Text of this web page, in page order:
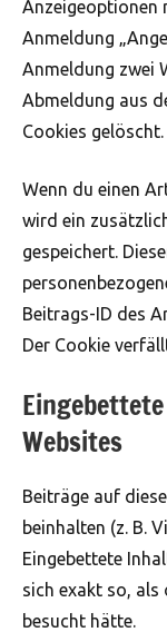
Anzeigeoptionen
Anmeldung
Anmeldung zwei
Abmeldung aus
Cookies gelöscht.
Wenn du einen
wird ein
gespeichert.
Beitrags-ID des
Der Cookie
Websites
Beiträge auf
beinhalten (z. B.
Eingebettete
sich exakt so, als
besucht hätte.